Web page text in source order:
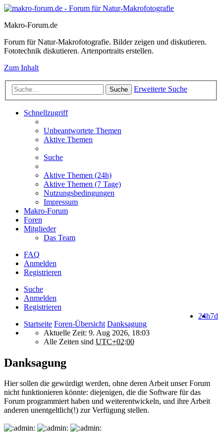
Makro-Forum.de
Forum für Natur-Makrofotografie. Bilder zeigen und diskutieren.
Fototechnik diskutieren. Artenportraits erstellen.
Zum Inhalt
Suche Erweiterte Suche
Schnellzugriff
Unbeantwortete Themen
Aktive Themen
Suche
Aktive Themen (24h)
Aktive Themen (7 Tage)
Nutzungsbedingungen
Impressum
Makro-Forum
Foren
Mitglieder
Das Team
FAQ
Anmelden
Registrieren
Suche
Anmelden
Registrieren
7d
24h
Startseite Foren-Übersicht Danksagung
Aktuelle Zeit: 9. Aug 2026, 18:03
Alle Zeiten sind UTC+02:00
Danksagung
Hier sollen die gewürdigt werden, ohne deren Arbeit unser Forum
nicht funktionieren könnte: diejenigen, die die Software für das
Forum programmiert haben und weiterentwickeln, und ihre Arbeit
anderen unentgeltlich(!) zur Verfügung stellen.